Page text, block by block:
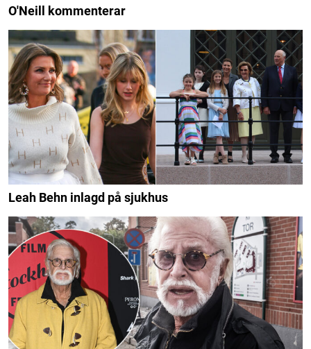
O'Neill kommenterar
Leah Behn inlagd på sjukhus